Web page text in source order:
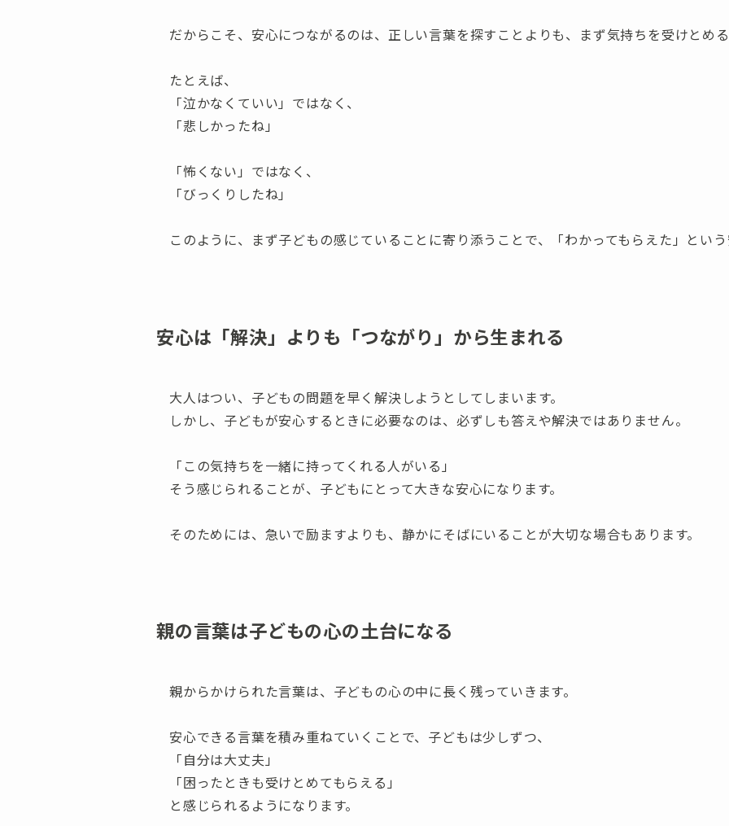
だからこそ、安心につながるのは、正しい言葉を探すことよりも、まず気持ちを受けとめ
たとえば、
「泣かなくていい」ではなく、
「悲しかったね」
「怖くない」ではなく、
「びっくりしたね」
このように、まず子どもの感じていることに寄り添うことで、「わかってもらえた」とい
安心は「解決」よりも「つながり」から生まれる
大人はつい、子どもの問題を早く解決しようとしてしまいます。
しかし、子どもが安心するときに必要なのは、必ずしも答えや解決ではありません。
「この気持ちを一緒に持ってくれる人がいる」
そう感じられることが、子どもにとって大きな安心になります。
そのためには、急いで励ますよりも、静かにそばにいることが大切な場合もあります。
親の言葉は子どもの心の土台になる
親からかけられた言葉は、子どもの心の中に長く残っていきます。
安心できる言葉を積み重ねていくことで、子どもは少しずつ、
「自分は大丈夫」
「困ったときも受けとめてもらえる」
と感じられるようになります。